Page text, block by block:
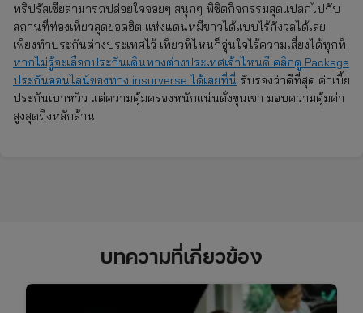
ทริปรัสเซียสามารถปล่อยใจจอยๆ สนุกๆ พิชิตกิจกรรมสุดแปลกไปกับ
สถานที่ท่องเที่ยวสุดยอดฮิต แห่งแดนหมีขาวได้แบบไร้กังวลได้เลย
เพียงทำประกันต่างประเทศไว้ เที่ยวที่ไหนก็อุ่นใจไร้ความเสี่ยงได้ทุกที่
หากไม่รู้จะเลือกประกันเดินทางต่างประเทศเจ้าไหนดี คลิกดู Package
ประกันออนไลน์ของทาง insurverse ได้เลยที่นี่ รับรองว่าดีที่สุด ค่าเบี้ย
ประกันเบาหวิว แต่ความคุ้มครองหนักแน่นดั่งขุนเขา มอบความคุ้มค่า
สูงสุดถึงหลักล้าน
บทความที่เกี่ยวข้อง